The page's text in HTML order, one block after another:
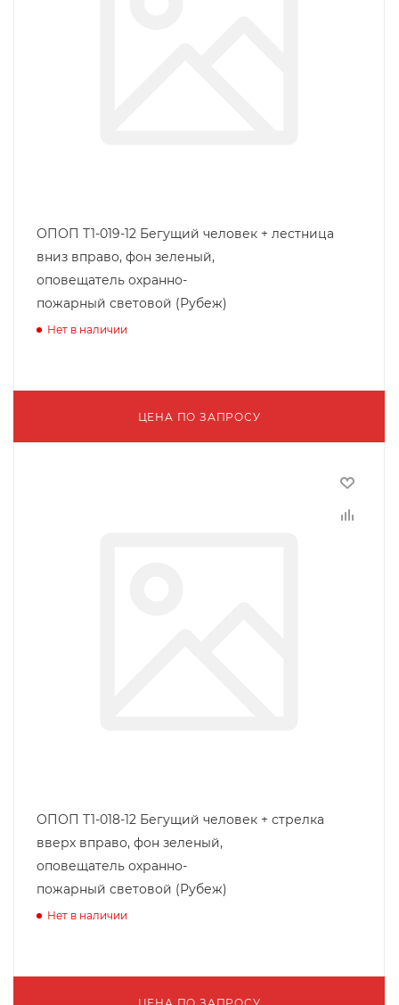
ОПОП Т1-019-12 Бегущий человек + лестница
вниз вправо, фон зеленый,
оповещатель охранно-
пожарный световой (Рубеж)
Нет в наличии
ЦЕНА ПО ЗАПРОСУ
ОПОП Т1-018-12 Бегущий человек + стрелка
вверх вправо, фон зеленый,
оповещатель охранно-
пожарный световой (Рубеж)
Нет в наличии